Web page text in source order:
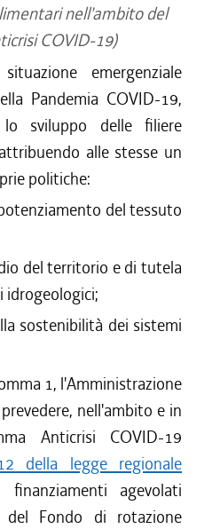
nell'ambito del
COVID-19)
emergenziale
Pandemia COVID-19,
sviluppo delle filiere
alle stesse un
politiche:
del tessuto
del territorio e di tutela
idrogeologici;
sostenibilità dei sistemi
1, l'Amministrazione
nell'ambito e in
Anticrisi COVID-19
della legge regionale
finanziamenti agevolati
Fondo di rotazione